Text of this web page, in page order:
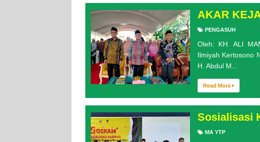
AKAR
PENGASUH
Oleh: KH. ALI
Ilmiyah Kertosono
H. Abdul M...
Read More
Sosialisasi
MA YTP